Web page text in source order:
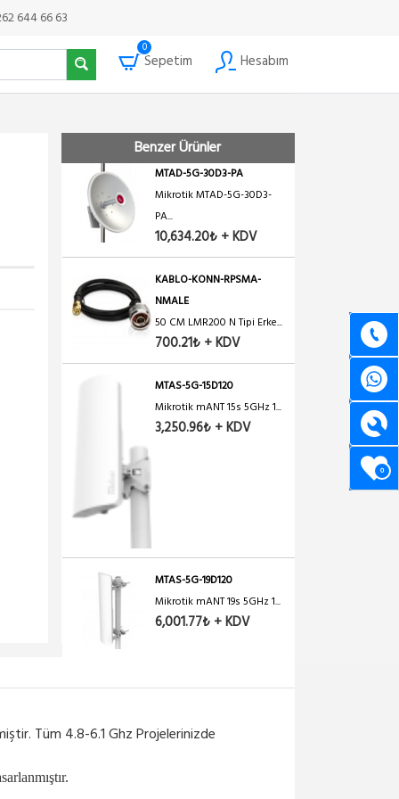
644 66 63
0
Sepetim Hesabım
0
Benzer Ürünler
RD-5G34
Ubiquiti RocketDish 5 G...
MTAD-5G-30D3-PA
Mikrotik MTAD-5G-30D3-
PA...
10,634.20₺ + KDV
KABLO-KONN-RPSMA-
NMALE
50 CM LMR200 N Tipi Erke...
700.21₺ + KDV
MTAS-5G-15D120
Mikrotik mANT 15s 5GHz 1...
3,250.96₺ + KDV
MTAS-5G-19D120
Mikrotik mANT 19s 5GHz 1...
6,001.77₺ + KDV
6,555.33₺ + KDV
Tüm 4.8-6.1 Ghz Projelerinizde